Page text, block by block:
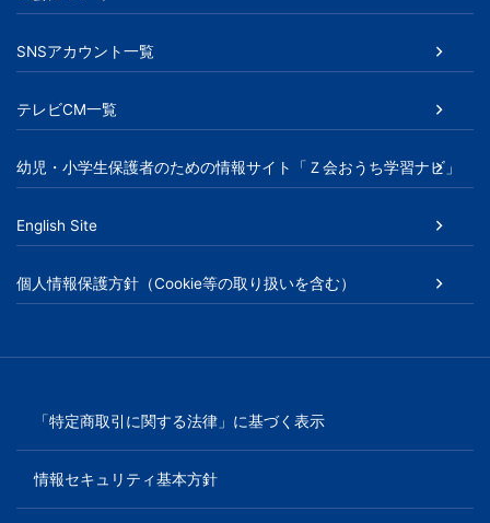
SNSアカウント一覧
テレビCM一覧
幼児・小学生保護者のための情報サイト「Ｚ会おうち学習ナビ」
English Site
個人情報保護方針（Cookie等の取り扱いを含む）
「特定商取引に関する法律」に基づく表示
情報セキュリティ基本方針